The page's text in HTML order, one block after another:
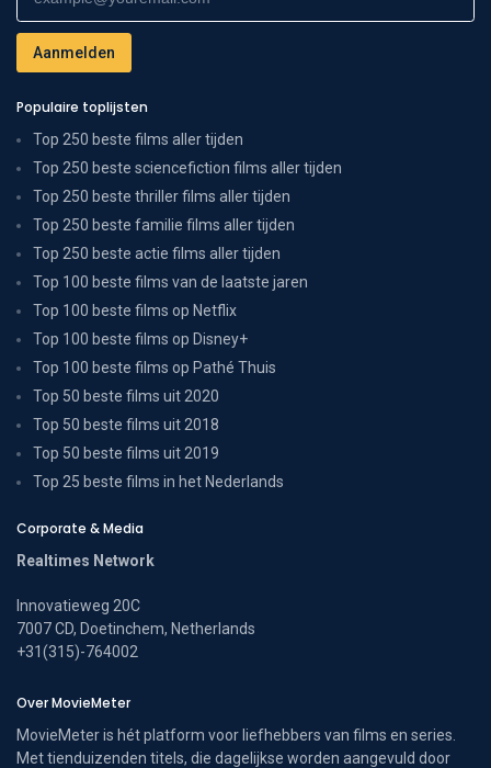
Populaire toplijsten
Top 250 beste films aller tijden
Top 250 beste sciencefiction films aller tijden
Top 250 beste thriller films aller tijden
Top 250 beste familie films aller tijden
Top 250 beste actie films aller tijden
Top 100 beste films van de laatste jaren
Top 100 beste films op Netflix
Top 100 beste films op Disney+
Top 100 beste films op Pathé Thuis
Top 50 beste films uit 2020
Top 50 beste films uit 2018
Top 50 beste films uit 2019
Top 25 beste films in het Nederlands
Corporate & Media
Realtimes Network
Innovatieweg 20C
7007 CD, Doetinchem, Netherlands
+31(315)-764002
Over MovieMeter
MovieMeter is hét platform voor liefhebbers van films en series.
Met tienduizenden titels, die dagelijkse worden aangevuld door